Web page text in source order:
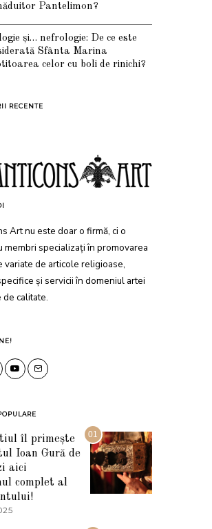
Pantelimon?
și… nefrologie: De ce este
Sfânta Marina
celor cu boli de rinichi?
RECENTE
Art nu este doar o firmă, ci o
membri specializați în promovarea
variate de articole religioase,
și servicii în domeniul artei
calitate.
01
îl primește
Ioan Gură de
aici
complet al